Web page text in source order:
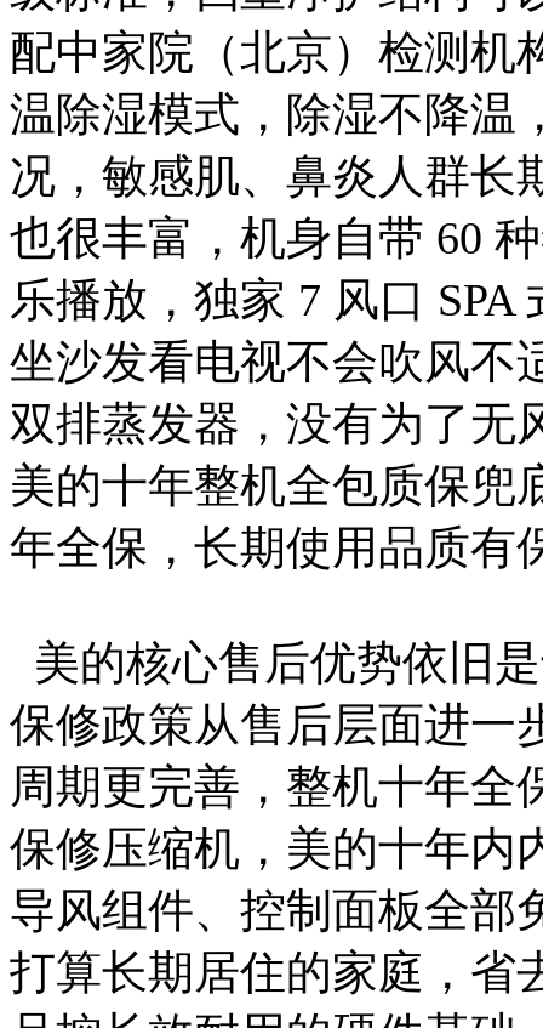
配中家院（北京）检测机
温除湿模式，除湿不降温
况，敏感肌、鼻炎人群长
也很丰富，机身自带 60
乐播放，独家 7 风口
坐沙发看电视不会吹风不
双排蒸发器，没有为了无
美的十年整机全包质保兜
年全保，长期使用品质有
美的核心售后优势依旧
保修政策从售后层面进一
周期更完善，整机十年全
保修压缩机，美的十年内
导风组件、控制面板全部
打算长期居住的家庭，省